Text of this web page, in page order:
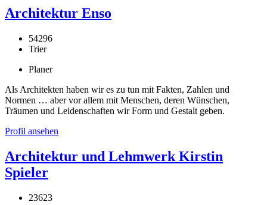
Architektur Enso
54296
Trier
Planer
Als Architekten haben wir es zu tun mit Fakten, Zahlen und
Normen … aber vor allem mit Menschen, deren Wünschen,
Träumen und Leidenschaften wir Form und Gestalt geben.
Profil ansehen
Architektur und Lehmwerk Kirstin
Spieler
23623